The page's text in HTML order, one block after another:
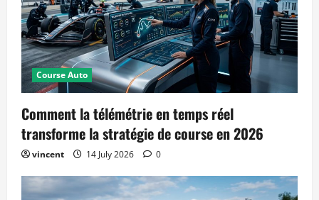
Course Auto
Comment la télémétrie en temps réel
transforme la stratégie de course en 2026
vincent 14 July 2026 0